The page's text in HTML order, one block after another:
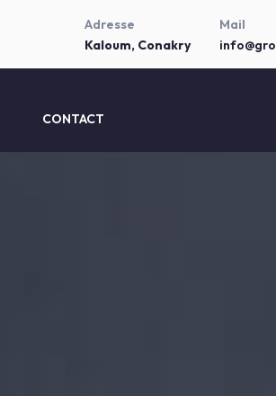
Adresse
Kaloum, Conakry
Mail
CONTACT